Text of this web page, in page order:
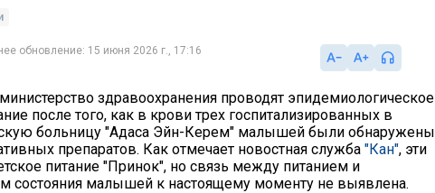
обновление: 15 июня 2026 г., 17:16
здравоохранения проводят эпидемиологическое
после того, как в крови трех госпитализированных в
больницу "Адаса Эйн-Керем" малышей были обнаружены
препаратов. Как отмечает новостная служба "Кан", эти
питание "Принок", но связь между питанием и
состояния малышей к настоящему моменту не выявлена.